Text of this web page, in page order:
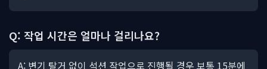
Q: 작업 시간은 얼마나 걸리나요?
A: 변기 탈거 없이 석션 작업으로 진행될 경우 보통 15분에